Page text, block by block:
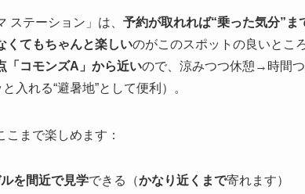
ステーション」は、 予約が取れれば“乗った気分”ま
くてもちゃんと楽しいのがこのスポットの良いところ
「コモンズA」から近いので、涼みつつ休憩→時間
入れる“避暑地”として便利）。
こまで楽しめます：
を間近で見学できる（かなり近くまで寄れます）